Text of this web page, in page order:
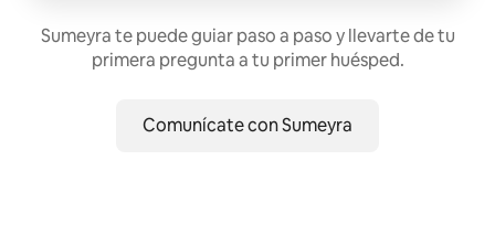
Sumeyra te puede guiar paso a paso y llevarte de tu
primera pregunta a tu primer huésped.
Comunícate con Sumeyra